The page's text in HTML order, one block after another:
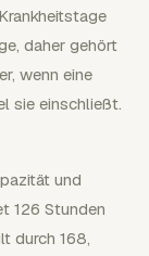
daher gehört
wenn eine
sie einschließt.
und
126 Stunden
durch 168,